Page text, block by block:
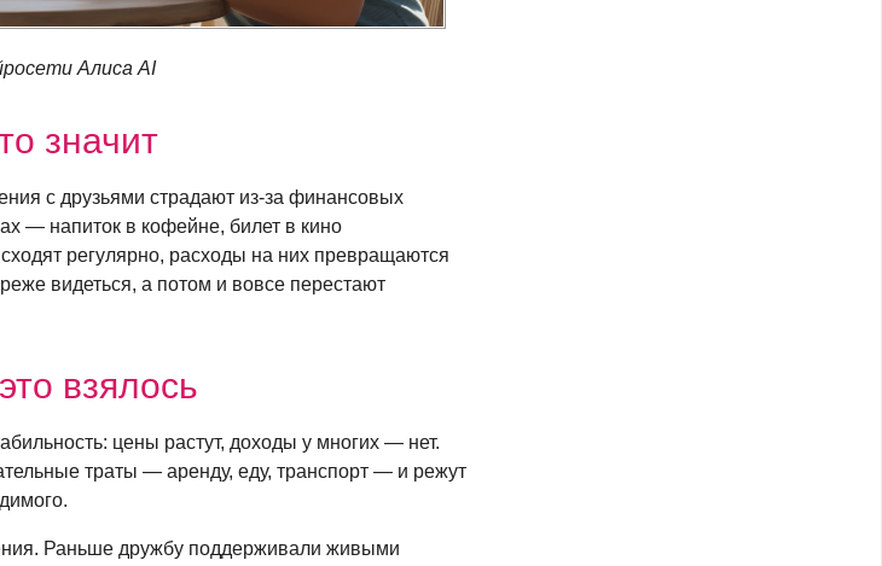
Алиса AI
значит
с друзьями страдают из-за финансовых
— напиток в кофейне, билет в кино
регулярно, расходы на них превращаются
видеться, а потом и вовсе перестают
взялось
цены растут, доходы у многих — нет.
траты — аренду, еду, транспорт — и режут
Раньше дружбу поддерживали живыми